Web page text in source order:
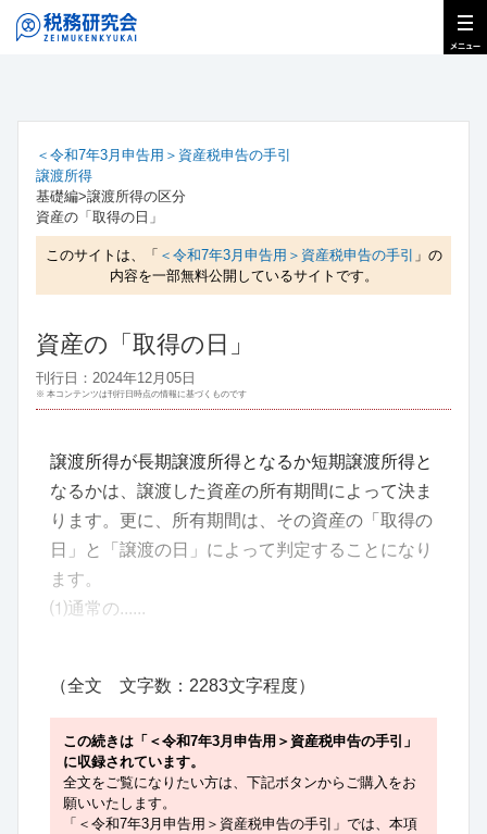
＜令和7年3月申告用＞資産税申告の手引
譲渡所得
基礎編>譲渡所得の区分
資産の「取得の日」
このサイトは、「 ＜令和7年3月申告用＞資産税申告の手引
」の
内容を一部無料公開しているサイトです。
資産の「取得の日」
刊行日：2024年12月05日
※ 本コンテンツは刊行日時点の情報に基づくものです
譲渡所得が長期譲渡所得となるか短期譲渡所得と
なるかは、譲渡した資産の所有期間によって決ま
ります。更に、所有期間は、その資産の「取得の
日」と「譲渡の日」によって判定することになり
ます。
⑴通常の......
（全文 文字数：2283文字程度）
この続きは「＜令和7年3月申告用＞資産税申告の手引」
に収録されています。
全文をご覧になりたい方は、下記ボタンからご購入をお
願いいたします。
「＜令和7年3月申告用＞資産税申告の手引」では、本項